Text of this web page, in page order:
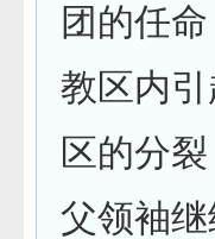
团的任
教区内
区的分
父领袖